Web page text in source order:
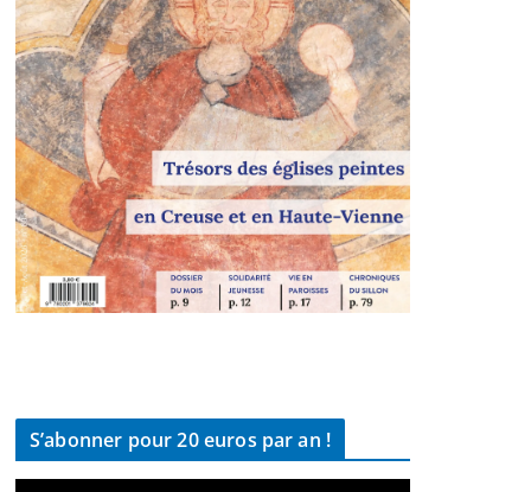
S’abonner pour 20 euros par an !